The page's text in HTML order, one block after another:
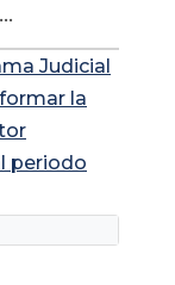
Judicial
la
periodo